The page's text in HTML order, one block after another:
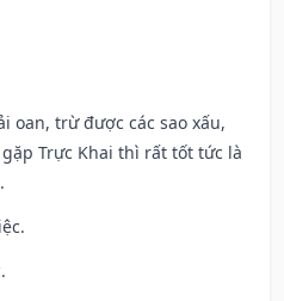
oan, trừ được các sao xấu,
Trực Khai thì rất tốt tức là